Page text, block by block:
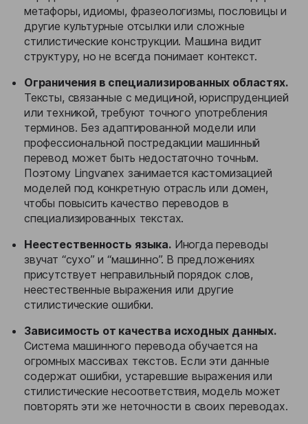
метафоры, идиомы, фразеологизмы, пословицы и
другие культурные отсылки или сложные
стилистические конструкции. Машина видит
структуру, но не всегда понимает контекст.
Ограничения в специализированных областях.
Тексты, связанные с медициной, юриспруденцией
или техникой, требуют точного употребления
терминов. Без адаптированной модели или
профессиональной постредакции машинный
перевод может быть недостаточно точным.
Поэтому Lingvanex занимается кастомизацией
моделей под конкретную отрасль или домен,
чтобы повысить качество переводов в
специализированных текстах.
Неестественность языка.Иногда переводы
звучат “сухо” и “машинно”. В предложениях
присутствует неправильный порядок слов,
неестественные выражения или другие
стилистические ошибки.
Зависимость от качества исходных данных.
Система машинного перевода обучается на
огромных массивах текстов. Если эти данные
содержат ошибки, устаревшие выражения или
стилистические несоответствия, модель может
повторять эти же неточности в своих переводах.